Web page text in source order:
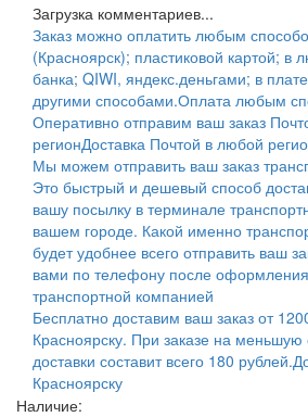
Загрузка комментариев...
Заказ можно оплатить любым
(Красноярск); пластиковой картой; в
банка; QIWI, яндекс.деньгами; в
другими способами.Оплата любым
Оперативно отправим ваш заказ
регионДоставка Почтой в любой
Мы можем отправить ваш заказ
Это быстрый и дешевый способ
вашу посылку в терминале
вашем городе. Какой именно
будет удобнее всего отправить ваш
вами по телефону после оформления
транспортной компанией
Бесплатно доставим ваш заказ от
Красноярску. При заказе на меньшую
доставки составит всего 180 рублей.
Красноярску
Наличие: